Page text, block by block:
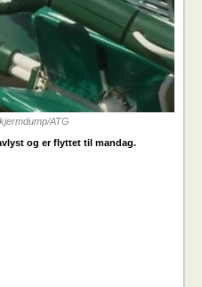
ATG
og er flyttet til mandag.